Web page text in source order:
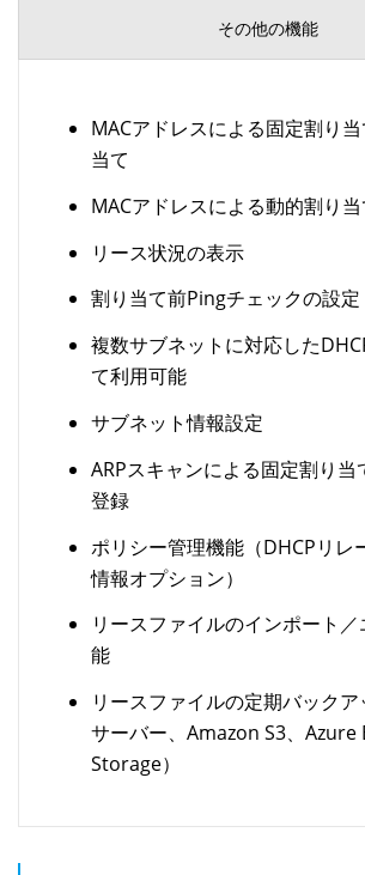
その他の機能
MACアドレスによる固定割り
当て
MACアドレスによる動的割り
リース状況の表示
割り当て前Pingチェックの設定
複数サブネットに対応した
て利用可能
サブネット情報設定
ARPスキャンによる固定割り当
登録
ポリシー管理機能（DHCPリレ
情報オプション）
リースファイルのインポート
能
リースファイルの定期バックア
サーバー、Amazon S3、Azure
Storage）